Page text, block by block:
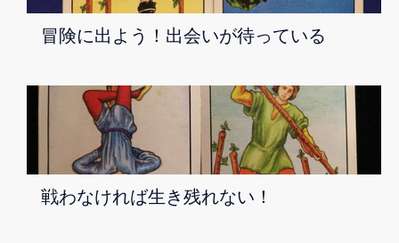
冒険に出よう！出会いが待っている
戦わなければ生き残れない！